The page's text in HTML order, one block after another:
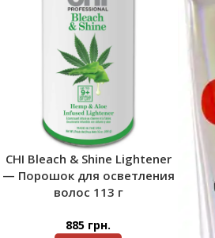
CHI Bleach & Shine Lightener
— Порошок для осветления
волос 113 г
885 грн.